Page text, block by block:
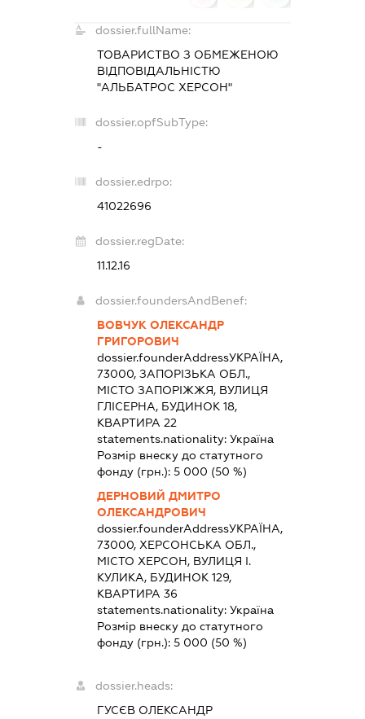
dossier.fullName:
ТОВАРИСТВО З ОБМЕЖЕНОЮ
ВІДПОВІДАЛЬНІСТЮ
"АЛЬБАТРОС ХЕРСОН"
dossier.opfSubType:
-
dossier.edrpo:
41022696
dossier.regDate:
11.12.16
dossier.foundersAndBenef:
ВОВЧУК ОЛЕКСАНДР
ГРИГОРОВИЧ
dossier.founderAddressУКРАЇНА,
73000, ЗАПОРІЗЬКА ОБЛ.,
МІСТО ЗАПОРІЖЖЯ, ВУЛИЦЯ
ГЛІСЕРНА, БУДИНОК 18,
КВАРТИРА 22
statements.nationality:Україна
Розмір внеску до статутного
фонду (грн.):5 000 (50 %)
ДЕРНОВИЙ ДМИТРО
ОЛЕКСАНДРОВИЧ
dossier.founderAddressУКРАЇНА,
73000, ХЕРСОНСЬКА ОБЛ.,
МІСТО ХЕРСОН, ВУЛИЦЯ І.
КУЛИКА, БУДИНОК 129,
КВАРТИРА 36
statements.nationality:Україна
Розмір внеску до статутного
фонду (грн.):5 000 (50 %)
dossier.heads:
ГУСЄВ ОЛЕКСАНДР